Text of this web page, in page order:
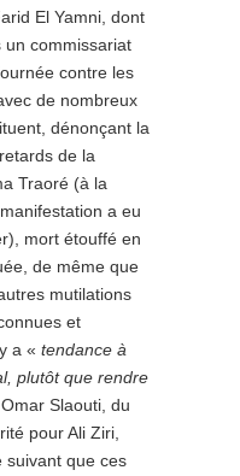
El Yamni, dont
un commissariat
contre les
de nombreux
dénonçant la
de la
Traoré (à la
a eu
mort étouffé en
de même que
mutilations
et
a « tendance à
plutôt que rendre
Slaouti, du
pour Ali Ziri,
suivant que ces